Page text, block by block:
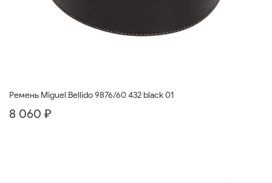
Ремень Miguel Bellido 9876/60 432 black 01
8 060 ₽